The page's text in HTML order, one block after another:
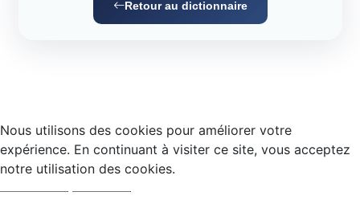
Retour au dictionnaire
Nous utilisons des cookies pour améliorer votre
expérience. En continuant à visiter ce site, vous acceptez
notre utilisation des cookies.